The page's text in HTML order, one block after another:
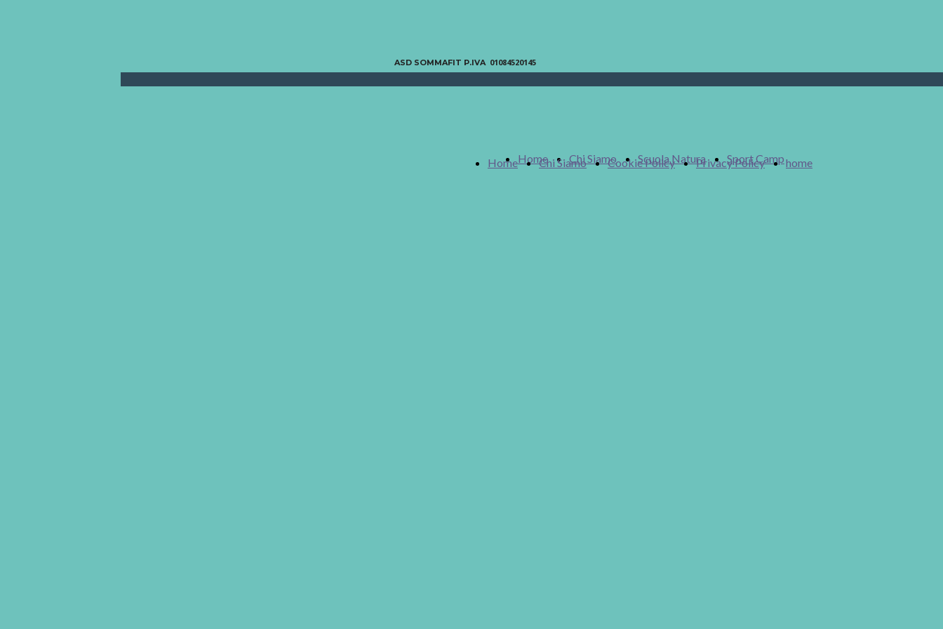
ASD SOMMAFIT P.IVA 01084520145
Home Chi Siamo Scuola Natura Sport Camp
Home Chi Siamo Cookie Policy Privacy Policy home